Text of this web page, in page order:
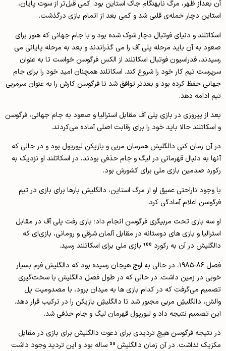
آن بعداز ظهر، مرگ نابهنگام جاک استاین بود. کمی قبل‌تر از سوت پایان،
استاین دچار حمله‌ی قلبی شد و کمی بعد از اتمام بازی درگذشت.
اسکاتلند و دنیای فوتبال دچار شوک شده بود و با جام جهانی که هنوز برای
صعود به آن باید مرحله پلی آف را می گذراندند و بعد به مرحله پایانی می
رسیدند، فدراسیون فوتبال اسکاتلند از الکس فرگوسن خواست تا به عنوان
سرپرست تیم کار خود را شروع کند. اسکاتلند همچنان امید خود را برای جام
جهانی حفظ کرده بود و بعدتر توافق شد تا فرگوسن کارش را به عنوان سرمربی
تیم ادامه دهد.
بعد از پیروزی در بازی پلی آف مقابل استرالیا و صعود به جام جهانی، فرگوسن
و اسکاتلند حالا باید خود را برای رقابت اصلی آماده می‌کردند.
در آن زمان کنی دالگلیش همزمان مربی و بازیکن لیورپول بود و در حالی که
آنها به دنبال قهرمانی در لیگ و جام حذفی بودند، در اسکاتلند او نزدیک به
رکورد صدمین بازی ملی برای کشورش بود.
با وجود ناراحتی عمیق او از مرگ استاین، دالگلیش بارها برای بازی در تیم
فرگوسن اعلام آمادگی کرد.
او سه بازی تحت مربیگری فرگوسن انجام داد؛ بازی رفت پلی آف در مقابل
استرالیا و بازی های دوستانه در مقابل آلمان شرقی و رومانی، بازی‌ای که
دالگلیش در آن به رکورد 100 بازی ملی برای اسکاتلند رسید.
فصل ۸۶-۱۹۸۵، در حالی به اوج هیجان رسیده بود که دالگلیش فرم بسیار
خوبی در زمین داشت. در حالی که در طول فصل دالگلیش با سخت‌گیری
تصمیم می‌گرفت که در کدام بازی ها به میدان برود، با مصدومیت پل
والش، دالگلیشِ مربی مجبور شد تا دالگلیشِ بازیکن را در ترکیب قرار دهد.
این تصمیم نتیجه داد و لیورپول قهرمان لیگ و جام حذفی شد.
در نتیجه فرگوسن هیچ تردیدی برای دعوت دالگلیش برای بازی در مقابل
مکزیک نداشت. در آن زمان دالگلیش 35 ساله بود و این تردید وجود داشت